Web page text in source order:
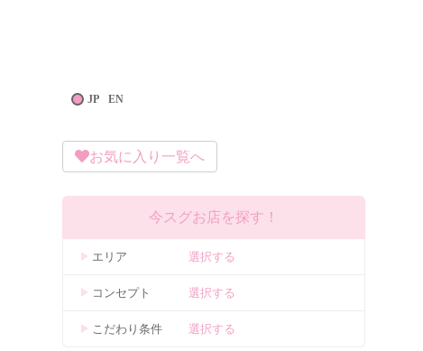
EN
JP
お気に入り一覧へ
今スグお店を探す！
エリア 選択する
コンセプト 選択する
こだわり条件 選択する